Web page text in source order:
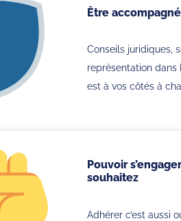
Être
Conseils juridiques,
représentation dans
est à vos côtés à
Pouvoir
souhaitez
Adhérer c’est aussi